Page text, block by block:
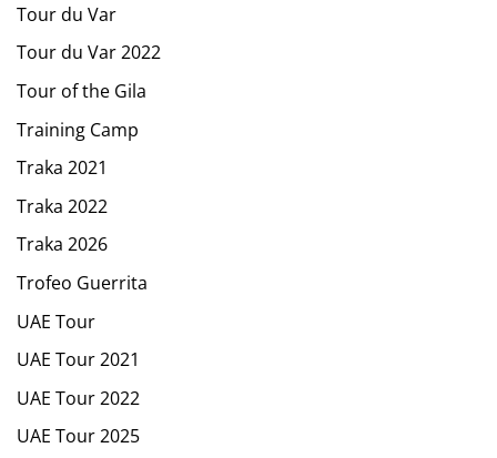
Tour du Var
Tour du Var 2022
Tour of the Gila
Training Camp
Traka 2021
Traka 2022
Traka 2026
Trofeo Guerrita
UAE Tour
UAE Tour 2021
UAE Tour 2022
UAE Tour 2025